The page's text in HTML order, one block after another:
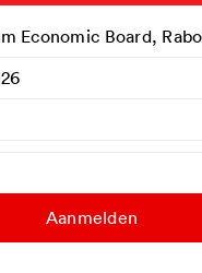
Economic Board,
Aanmelden